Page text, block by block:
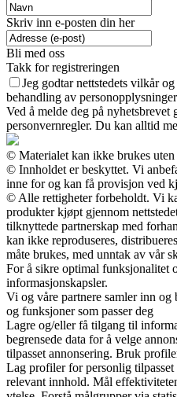
Skriv inn e-posten din her
Bli med oss
Takk for registreringen
Jeg godtar nettstedets vilkår
behandling av
Ved å melde deg på
personvernregler. Du kan alltid
© Materialet kan ikke brukes uten
© Innholdet er beskyttet. Vi
inne for og kan få provisjon ved
© Alle rettigheter forbeholdt. Vi
produkter kjøpt gjennom
tilknyttede partnerskap med
kan ikke reproduseres,
måte brukes, med unntak av vår
For å sikre optimal funksjonalitet
informasjonskapsler.
Vi og våre partnere samler inn
og funksjoner som passer deg
Lagre og/eller få tilgang til
begrensede data for å velge
tilpasset annonsering. Bruk
Lag profiler for personlig
relevant innhold. Mål